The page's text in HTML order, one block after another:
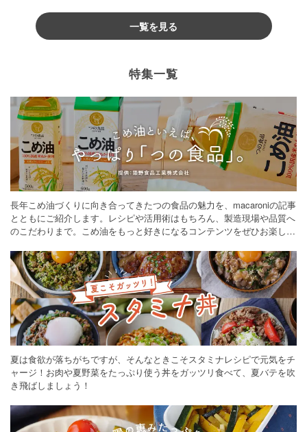
一覧を見る
特集一覧
長年こめ油づくりに向き合ってきたつの食品の魅力を、macaroniの記事
とともにご紹介します。レシピや活用術はもちろん、製造現場や品質へ
のこだわりまで。こめ油をもっと好きになるコンテンツをぜひお楽しみ
夏は食欲が落ちがちですが、そんなときこそスタミナレシピで元気をチ
ャージ！お肉や夏野菜をたっぷり使う丼をガッツリ食べて、夏バテを吹
き飛ばしましょう！